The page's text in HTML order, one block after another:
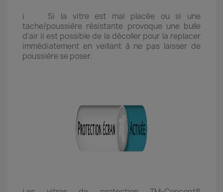
ℹ️ Si la vitre est mal placée ou si une
tache/poussière résistante provoque une bulle
d’air il est possible de la décoller pour la replacer
immédiatement en veillant à ne pas laisser de
poussière se poser.